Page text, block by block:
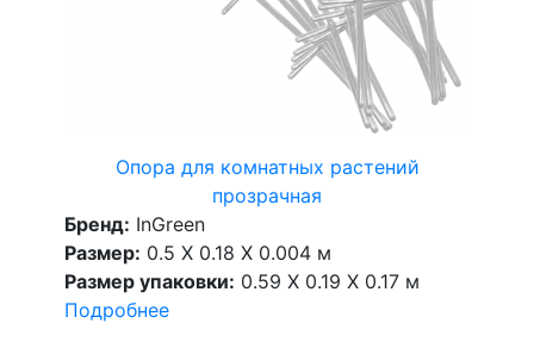
Опора для комнатных растений
прозрачная
Бренд: InGreen
Размер: 0.5 X 0.18 X 0.004 м
Размер упаковки: 0.59 X 0.19 X 0.17 м
Подробнее